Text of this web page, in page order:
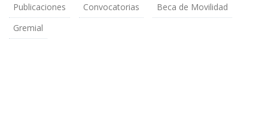
Publicaciones
Convocatorias
Beca de Movilidad
Gremial